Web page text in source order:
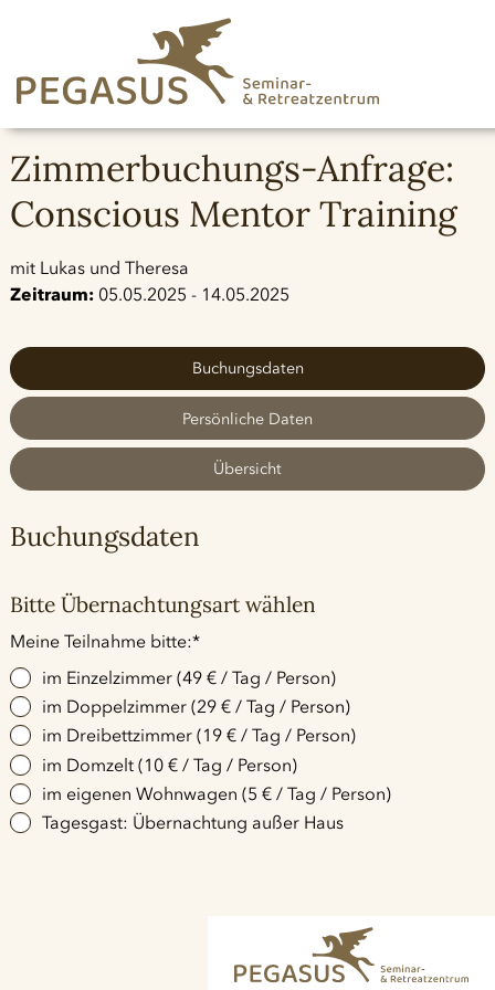
Zimmerbuchungs-Anfrage:
Conscious Mentor Training
mit Lukas und Theresa
Zeitraum:05.05.2025 - 14.05.2025
Buchungsdaten
Persönliche Daten
Übersicht
Buchungsdaten
Bitte Übernachtungsart wählen
Pflichtfeld
Meine Teilnahme bitte:*
im Einzelzimmer (49 € / Tag / Person)
im Doppelzimmer (29 € / Tag / Person)
im Dreibettzimmer (19 € / Tag / Person)
im Domzelt (10 € / Tag / Person)
im eigenen Wohnwagen (5 € / Tag / Person)
Tagesgast: Übernachtung außer Haus